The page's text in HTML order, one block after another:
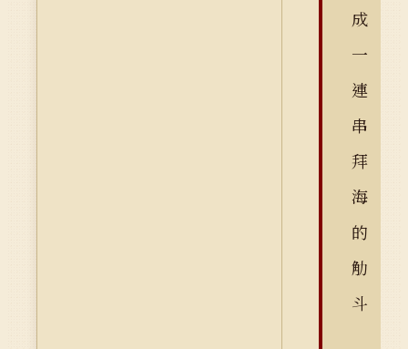
成
一
連
串
拜
海
的
觔
斗